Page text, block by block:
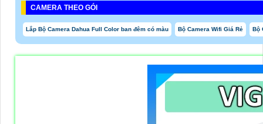
CAMERA THEO GÓI
Lắp Bộ Camera Dahua Full Color ban đêm có màu Bộ Camera Wifi Giá Rẻ Bộ